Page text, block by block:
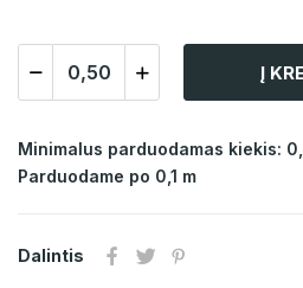
Į
Minimalus parduodamas kiekis:
Parduodame po 0,1 m
Dalintis